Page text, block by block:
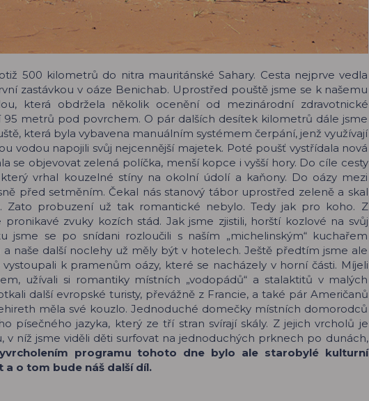
500 kilometrů do nitra mauritánské Sahary. Cesta nejprve vedla
zastávkou v oáze Benichab. Uprostřed pouště jsme se k našemu
která obdržela několik ocenění od mezinárodní zdravotnické
95 metrů pod povrchem. O pár dalších desítek kilometrů dále jsme
která byla vybavena manuálním systémem čerpání, jenž využívají
vodou napojili svůj nejcennější majetek. Poté poušť vystřídala nová
se objevovat zelená políčka, menší kopce i vyšší hory. Do cíle cesty
vrhal kouzelné stíny na okolní údolí a kaňony. Do oázy mezi
před setměním. Čekal nás stanový tábor uprostřed zeleně a skal
Zato probuzení už tak romantické nebylo. Tedy jak pro koho. Z
zvuky kozích stád. Jak jsme zjistili, horští kozlové na svůj
jsme se po snídani rozloučili s naším „michelinským“ kuchařem
naše další noclehy už měly být v hotelech. Ještě předtím jsme ale
k pramenům oázy, které se nacházely v horní části. Míjeli
užívali si romantiky místních „vodopádů“ a stalaktitů v malých
další evropské turisty, převážně z Francie, a také pár Američanů
měla své kouzlo. Jednoduché domečky místních domorodců
písečného jazyka, který ze tří stran svírají skály. Z jejich vrcholů je
v níž jsme viděli děti surfovat na jednoduchých prknech po dunách,
programu tohoto dne bylo ale starobylé kulturní
a o tom bude náš další díl.